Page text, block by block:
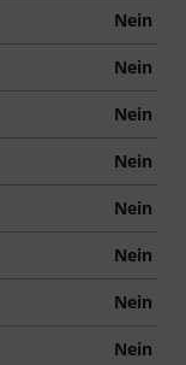
Nein
Nein
Nein
Nein
Nein
Nein
Nein
Nein